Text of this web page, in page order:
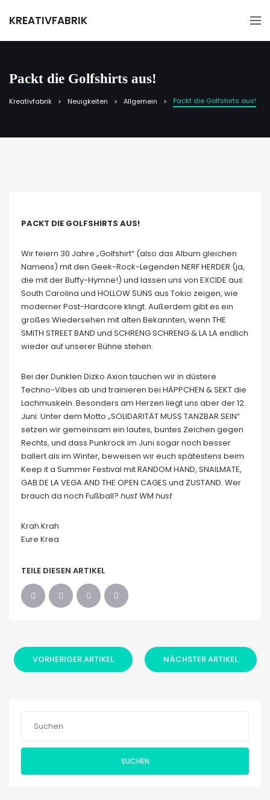
KREATIVFABRIK
Packt die Golfshirts aus!
Kreativfabrik Neuigkeiten Allgemein Packt die Golfshirts aus!
PACKT DIE GOLFSHIRTS AUS!
Wir feiern 30 Jahre „Golfshirt“ (also das Album gleichen
Namens) mit den Geek-Rock-Legenden NERF HERDER (ja,
die mit der Buffy-Hymne!) und lassen uns von EXCIDE aus
South Carolina und HOLLOW SUNS aus Tokio zeigen, wie
moderner Post-Hardcore klingt. Außerdem gibt es ein
großes Wiedersehen mit alten Bekannten, wenn THE
SMITH STREET BAND und SCHRENG SCHRENG & LA LA endlich
wieder auf unserer Bühne stehen.
Bei der Dunklen Dizko Axion tauchen wir in düstere
Techno-Vibes ab und trainieren bei HÄPPCHEN & SEKT die
Lachmuskeln. Besonders am Herzen liegt uns aber der 12.
Juni: Unter dem Motto „SOLIDARITÄT MUSS TANZBAR SEIN“
setzen wir gemeinsam ein lautes, buntes Zeichen gegen
Rechts, und dass Punkrock im Juni sogar noch besser
ballert als im Winter, beweisen wir euch spätestens beim
Keep it a Summer Festival mit RANDOM HAND, SNAILMATE,
GAB DE LA VEGA AND THE OPEN CAGES und ZUSTAND. Wer
brauch da noch Fußball? hustWM hust
Krah Krah
Eure Krea
TEILE DIESEN ARTIKEL
VORHERIGER ARTIKEL NÄCHSTER ARTIKEL
SUCHEN